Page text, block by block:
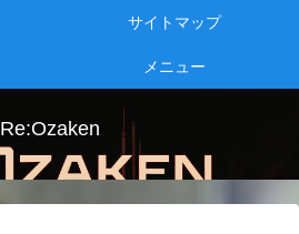
Re:Ozaken
サイトマップ
メニュー